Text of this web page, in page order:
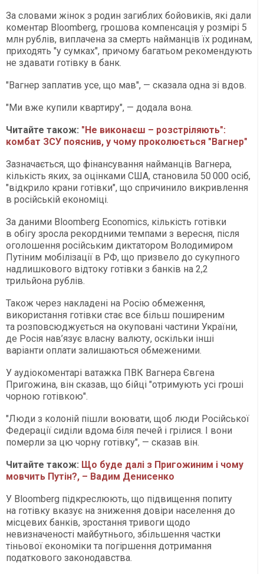
За словами жінок з родин загиблих бойовиків, які дали
коментар Bloomberg, грошова компенсація у розмірі 5
млн рублів, виплачена за смерть найманців їх родинам,
приходять "у сумках", причому багатьом рекомендують
не здавати готівку в банк.
"Вагнер заплатив усе, що мав", — сказала одна зі вдов.
"Ми вже купили квартиру", — додала вона.
Читайте також: "Не виконаєш – розстріляють":
комбат ЗСУ пояснив, у чому проколюється "Вагнер"
Зазначається, що фінансування найманців Вагнера,
кількість яких, за оцінками США, становила 50 000 осіб,
"відкрило крани готівки", що спричинило викривлення
в російській економіці.
За даними Bloomberg Economics, кількість готівки
в обігу зросла рекордними темпами з вересня, після
оголошення російським диктатором Володимиром
Путіним мобілізації в РФ, що призвело до сукупного
надлишкового відтоку готівки з банків на 2,2
трильйона рублів.
Також через накладені на Росію обмеження,
використання готівки стає все більш поширеним
та розповсюджується на окуповані частини України,
де Росія нав’язує власну валюту, оскільки інші
варіанти оплати залишаються обмеженими.
У аудіокоментарі ватажка ПВК Вагнера Євгена
Пригожина, він сказав, що бійці "отримують усі гроші
чорною готівкою".
"Люди з колоній пішли воювати, щоб люди Російської
Федерації сиділи вдома біля печей і грілися. І вони
померли за цю чорну готівку", — сказав він.
Читайте також: Що буде далі з Пригожиним і чому
мовчить Путін?, – Вадим Денисенко
У Bloomberg підкреслюють, що підвищення попиту
на готівку вказує на зниження довіри населення до
місцевих банків, зростання тривоги щодо
невизначеності майбутнього, збільшення частки
тіньової економіки та погіршення дотримання
податкового законодавства.